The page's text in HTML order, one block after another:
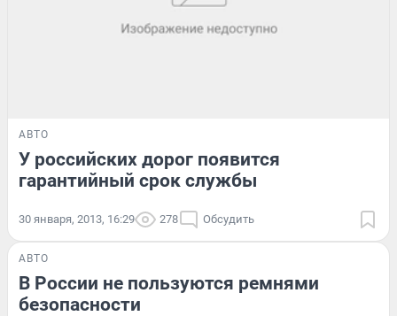
АВТО
У российских дорог появится
гарантийный срок службы
30 января, 2013, 16:29 278 Обсудить
АВТО
В России не пользуются ремнями
безопасности